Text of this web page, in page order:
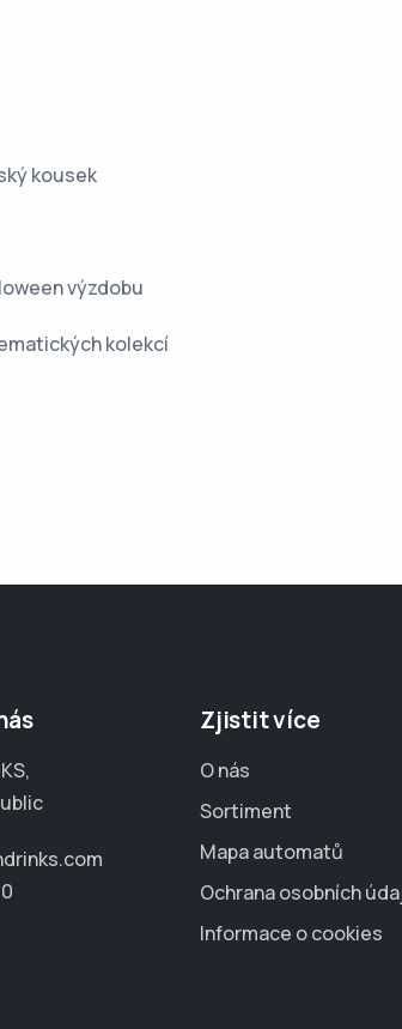
kousek
výzdobu
kolekcí
Zjistit více
O nás
Sortiment
Mapa automatů
Ochrana osobních
Informace o cookies